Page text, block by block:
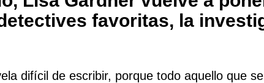
favoritas, la
difícil de escribir, porque todo aquello que